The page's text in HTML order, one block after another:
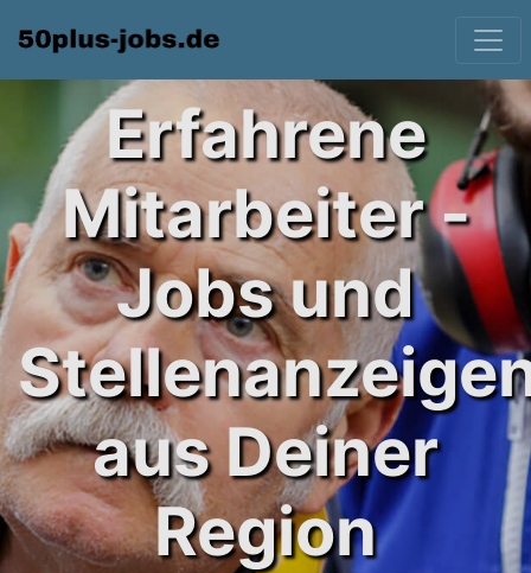
Erfahrene
Mitarbeiter -
Jobs und
aus Deiner
Region